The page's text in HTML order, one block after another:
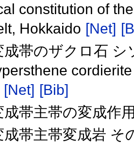
constitution of
Hokkaido [Net]
成帯のザクロ石
[Net] [Bib]
成帯主帯の変成作
成帯主帯変成岩 そ